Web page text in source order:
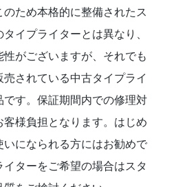
ため本格的に整備されたス
イプライターとは異なり、
がございますが、それでも
されている中古タイプライ
です。保証期間内での修理対
様負担となります。はじめ
になられる方にはお勧めで
ターをご希望の場合はスタ